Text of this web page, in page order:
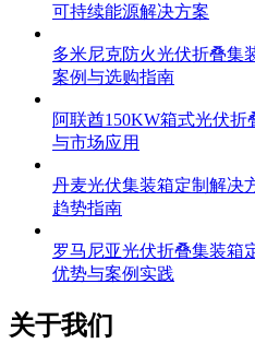
可持续能源解决方案
多米尼克防火光伏折叠集
案例与选购指南
阿联酋150KW箱式光伏
与市场应用
丹麦光伏集装箱定制解决
趋势指南
罗马尼亚光伏折叠集装箱
优势与案例实践
关于我们